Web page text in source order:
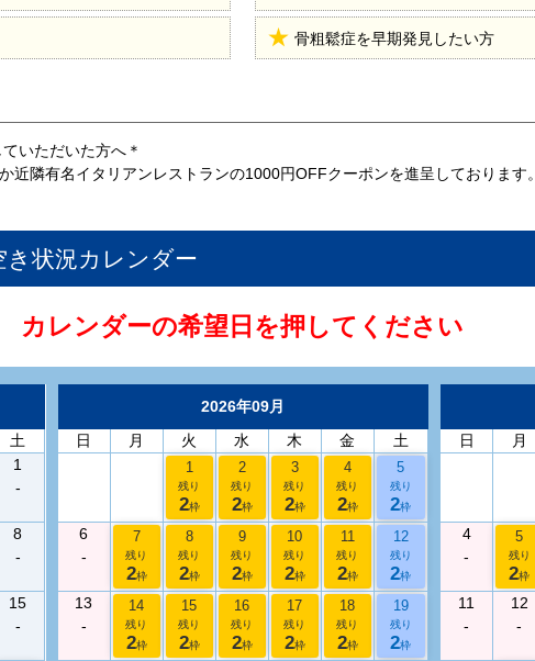
骨粗鬆症を早期発見したい方
いただいた方へ＊
隣有名イタリアンレストランの1000円OFFクーポンを進呈しております。
き状況カレンダー
カレンダーの希望日を押してください
土
1
-
8
-
15
-
2026年09月
日
月 火 水 木 金 土
1
残り
2枠
2
残り
2枠
3
残り
2枠
4
残り
2枠
5
残り
2枠
6
-
7
残り
2枠
8
残り
2枠
9
残り
2枠
10
残り
2枠
11
残り
2枠
12
残り
2枠
13
-
14
残り
2枠
15
残り
2枠
16
残り
2枠
17
残り
2枠
18
残り
2枠
19
残り
2枠
日
月
4
-
5
残り
2枠
11
-
12
-